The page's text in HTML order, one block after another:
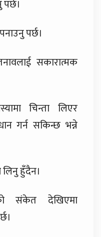
पर्छ।
सकारात्मक
चिन्ता लिएर
गर्न सकिन्छ भन्ने
हुँदैन।
संकेत देखिएमा